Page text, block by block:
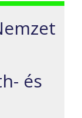
és